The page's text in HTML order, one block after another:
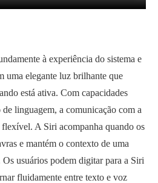
à experiência do sistema e
uma elegante luz brilhante que
está ativa. Com capacidades
linguagem, a comunicação com a
A Siri acompanha quando os
e mantém o contexto de uma
usuários podem digitar para a Siri
fluidamente entre texto e voz